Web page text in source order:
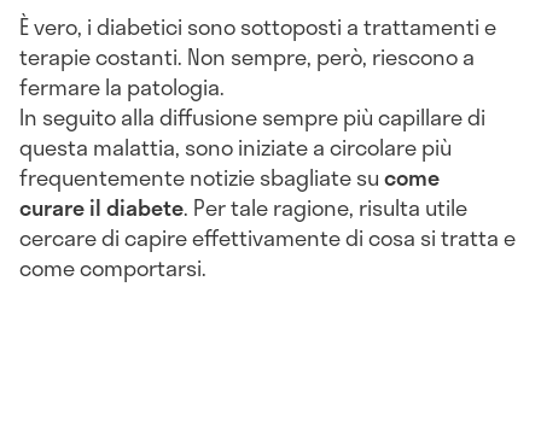
È vero, i diabetici sono sottoposti a trattamenti e
terapie costanti. Non sempre, però, riescono a
fermare la patologia.
In seguito alla diffusione sempre più capillare di
questa malattia, sono iniziate a circolare più
frequentemente notizie sbagliate sucome
curare il diabete. Per tale ragione, risulta utile
cercare di capire effettivamente di cosa si tratta e
come comportarsi.